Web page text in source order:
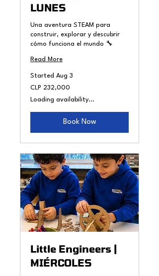
LUNES
Una aventura STEAM para
construir, explorar y descubrir
cómo funciona el mundo 🔧
Read More
Started Aug 3
232,000
Chilean
pesos
CLP 232,000
Loading availability...
Book Now
Little Engineers |
MIÉRCOLES